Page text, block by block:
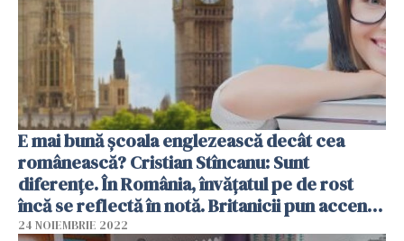
E mai bună şcoala englezească decât cea
românească? Cristian Stîncanu: Sunt
diferenţe. În România, învăţatul pe de rost
încă se reflectă în notă. Britanicii pun accent
pe creativitate şi dezbatere
24 NOIEMBRIE 2022